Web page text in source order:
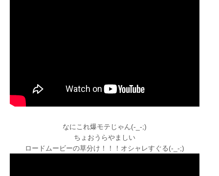
なにこれ爆モテじゃん(-_-;)
ちょおうらやましい
ロードムービーの草分け！！！オシャレすぐる(-_-;)